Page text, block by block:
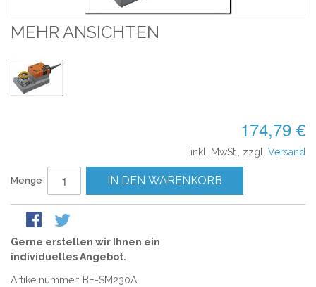
MEHR ANSICHTEN
174,79 €
inkl. MwSt., zzgl. Versand
Menge IN DEN WARENKORB
Gerne erstellen wir Ihnen ein
individuelles Angebot.
Artikelnummer: BE-SM230A